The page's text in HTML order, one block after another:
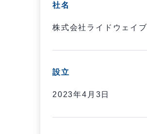
社名
株式会社ライドウェイブ
設立
2023年4月3日